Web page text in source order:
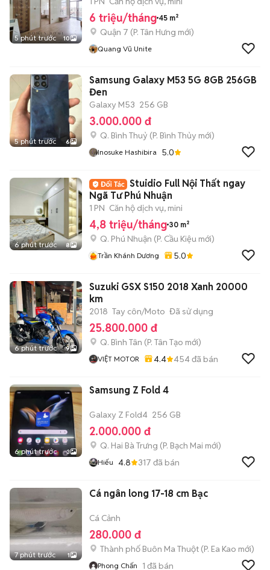
5 phút trước 10
6 triệu/tháng 45 m²
Quận 7 (P. Tân Hưng mới)
Quang Vũ Unite
5 phút trước 6
Samsung Galaxy M53 5G 8GB 256GB
Đen
Galaxy M53 256 GB
3.000.000 đ
Q. Bình Thuỷ (P. Bình Thủy mới)
Inosuke Hashibira 5.0
6 phút trước 8
Stuidio Full Nội Thất ngay
Ngã Tư Phú Nhuận
1 PN Căn hộ dịch vụ, mini
4,8 triệu/tháng 30 m²
Q. Phú Nhuận (P. Cầu Kiệu mới)
Trần Khánh Dương 5.0
6 phút trước 9
Suzuki GSX S150 2018 Xanh 20000
km
2018 Tay côn/Moto Đã sử dụng
25.800.000 đ
Q. Bình Tân (P. Tân Tạo mới)
VIỆT MOTOR 4.4 454đã bán
6 phút trước 3
Samsung Z Fold 4
Galaxy Z Fold4 256 GB
2.000.000 đ
Q. Hai Bà Trưng (P. Bạch Mai mới)
Hiếu 4.8 317 đã bán
7 phút trước 1
Cá ngân long 17-18 cm Bạc
Cá Cảnh
280.000 đ
Thành phố Buôn Ma Thuột (P. Ea Kao mới)
Phong Chấn 1 đã bán